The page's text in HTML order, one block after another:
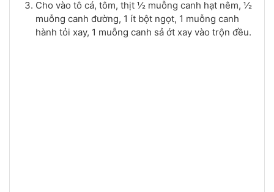
Cho vào tô cá, tôm, thịt ½ muỗng canh hạt nêm, ½
muỗng canh đường, 1 ít bột ngọt, 1 muỗng canh
hành tỏi xay, 1 muỗng canh sả ớt xay vào trộn đều.